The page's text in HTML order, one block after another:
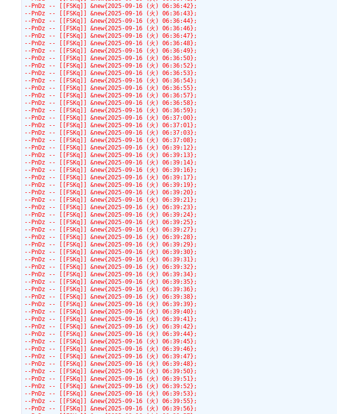
--PnDz -- [[FSKq]] &new{2025-09-16 (火) 06:36:42};
--PnDz -- [[FSKq]] &new{2025-09-16 (火) 06:36:43};
--PnDz -- [[FSKq]] &new{2025-09-16 (火) 06:36:44};
--PnDz -- [[FSKq]] &new{2025-09-16 (火) 06:36:46};
--PnDz -- [[FSKq]] &new{2025-09-16 (火) 06:36:47};
--PnDz -- [[FSKq]] &new{2025-09-16 (火) 06:36:48};
--PnDz -- [[FSKq]] &new{2025-09-16 (火) 06:36:49};
--PnDz -- [[FSKq]] &new{2025-09-16 (火) 06:36:50};
--PnDz -- [[FSKq]] &new{2025-09-16 (火) 06:36:52};
--PnDz -- [[FSKq]] &new{2025-09-16 (火) 06:36:53};
--PnDz -- [[FSKq]] &new{2025-09-16 (火) 06:36:54};
--PnDz -- [[FSKq]] &new{2025-09-16 (火) 06:36:55};
--PnDz -- [[FSKq]] &new{2025-09-16 (火) 06:36:57};
--PnDz -- [[FSKq]] &new{2025-09-16 (火) 06:36:58};
--PnDz -- [[FSKq]] &new{2025-09-16 (火) 06:36:59};
--PnDz -- [[FSKq]] &new{2025-09-16 (火) 06:37:00};
--PnDz -- [[FSKq]] &new{2025-09-16 (火) 06:37:01};
--PnDz -- [[FSKq]] &new{2025-09-16 (火) 06:37:03};
--PnDz -- [[FSKq]] &new{2025-09-16 (火) 06:37:08};
--PnDz -- [[FSKq]] &new{2025-09-16 (火) 06:39:12};
--PnDz -- [[FSKq]] &new{2025-09-16 (火) 06:39:13};
--PnDz -- [[FSKq]] &new{2025-09-16 (火) 06:39:14};
--PnDz -- [[FSKq]] &new{2025-09-16 (火) 06:39:16};
--PnDz -- [[FSKq]] &new{2025-09-16 (火) 06:39:17};
--PnDz -- [[FSKq]] &new{2025-09-16 (火) 06:39:19};
--PnDz -- [[FSKq]] &new{2025-09-16 (火) 06:39:20};
--PnDz -- [[FSKq]] &new{2025-09-16 (火) 06:39:21};
--PnDz -- [[FSKq]] &new{2025-09-16 (火) 06:39:23};
--PnDz -- [[FSKq]] &new{2025-09-16 (火) 06:39:24};
--PnDz -- [[FSKq]] &new{2025-09-16 (火) 06:39:25};
--PnDz -- [[FSKq]] &new{2025-09-16 (火) 06:39:27};
--PnDz -- [[FSKq]] &new{2025-09-16 (火) 06:39:28};
--PnDz -- [[FSKq]] &new{2025-09-16 (火) 06:39:29};
--PnDz -- [[FSKq]] &new{2025-09-16 (火) 06:39:30};
--PnDz -- [[FSKq]] &new{2025-09-16 (火) 06:39:31};
--PnDz -- [[FSKq]] &new{2025-09-16 (火) 06:39:32};
--PnDz -- [[FSKq]] &new{2025-09-16 (火) 06:39:34};
--PnDz -- [[FSKq]] &new{2025-09-16 (火) 06:39:35};
--PnDz -- [[FSKq]] &new{2025-09-16 (火) 06:39:36};
--PnDz -- [[FSKq]] &new{2025-09-16 (火) 06:39:38};
--PnDz -- [[FSKq]] &new{2025-09-16 (火) 06:39:39};
--PnDz -- [[FSKq]] &new{2025-09-16 (火) 06:39:40};
--PnDz -- [[FSKq]] &new{2025-09-16 (火) 06:39:41};
--PnDz -- [[FSKq]] &new{2025-09-16 (火) 06:39:42};
--PnDz -- [[FSKq]] &new{2025-09-16 (火) 06:39:44};
--PnDz -- [[FSKq]] &new{2025-09-16 (火) 06:39:45};
--PnDz -- [[FSKq]] &new{2025-09-16 (火) 06:39:46};
--PnDz -- [[FSKq]] &new{2025-09-16 (火) 06:39:47};
--PnDz -- [[FSKq]] &new{2025-09-16 (火) 06:39:48};
--PnDz -- [[FSKq]] &new{2025-09-16 (火) 06:39:50};
--PnDz -- [[FSKq]] &new{2025-09-16 (火) 06:39:51};
--PnDz -- [[FSKq]] &new{2025-09-16 (火) 06:39:52};
--PnDz -- [[FSKq]] &new{2025-09-16 (火) 06:39:53};
--PnDz -- [[FSKq]] &new{2025-09-16 (火) 06:39:55};
--PnDz -- [[FSKq]] &new{2025-09-16 (火) 06:39:56};